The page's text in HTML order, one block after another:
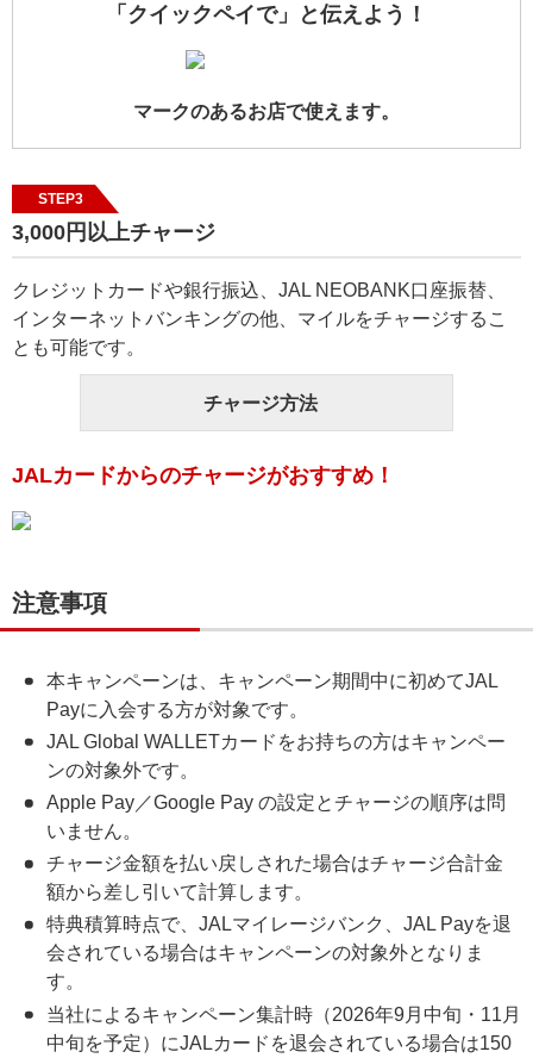
「クイックペイで」と伝えよう！
マークのあるお店で使えます。
STEP3
3,000円以上チャージ
クレジットカードや銀行振込、JAL NEOBANK口座振替、
インターネットバンキングの他、マイルをチャージするこ
とも可能です。
チャージ方法
JALカードからのチャージがおすすめ！
注意事項
本キャンペーンは、キャンペーン期間中に初めてJAL
Payに入会する方が対象です。
JAL Global WALLETカードをお持ちの方はキャンペー
ンの対象外です。
Apple Pay／Google Pay の設定とチャージの順序は問
いません。
チャージ金額を払い戻しされた場合はチャージ合計金
額から差し引いて計算します。
特典積算時点で、JALマイレージバンク、JAL Payを退
会されている場合はキャンペーンの対象外となりま
す。
当社によるキャンペーン集計時（2026年9月中旬・11月
中旬を予定）にJALカードを退会されている場合は150